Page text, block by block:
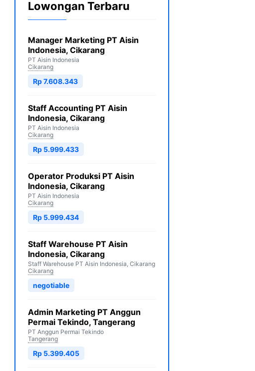
Lowongan Terbaru
Manager Marketing PT Aisin
Indonesia, Cikarang
PT Aisin Indonesia
Cikarang
Rp 7.608.343
Staff Accounting PT Aisin
Indonesia, Cikarang
PT Aisin Indonesia
Cikarang
Rp 5.999.433
Operator Produksi PT Aisin
Indonesia, Cikarang
PT Aisin Indonesia
Cikarang
Rp 5.999.434
Staff Warehouse PT Aisin
Indonesia, Cikarang
Staff Warehouse PT Aisin Indonesia, Cikarang
Cikarang
negotiable
Admin Marketing PT Anggun
Permai Tekindo, Tangerang
PT Anggun Permai Tekindo
Tangerang
Rp 5.399.405